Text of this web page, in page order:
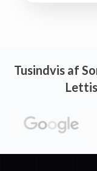
Tusindvis af